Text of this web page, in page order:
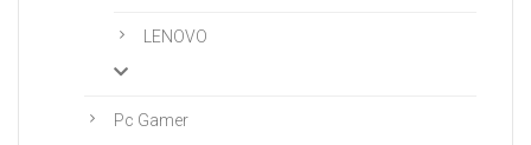
LENOVO
Pc Gamer